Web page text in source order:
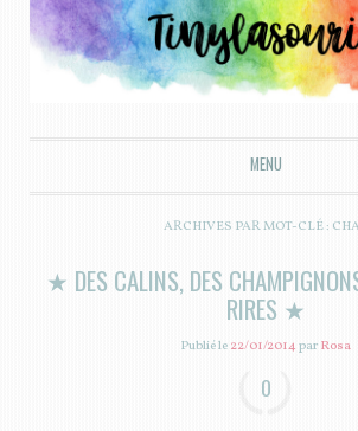
Tiny la souris
MENU
ALLER AU CONTENU PRINCIPAL
ARCHIVES PAR MOT-CLÉ :
★ DES CALINS, DES
RIRES ★
Publié le22/01/2014parRosa
0